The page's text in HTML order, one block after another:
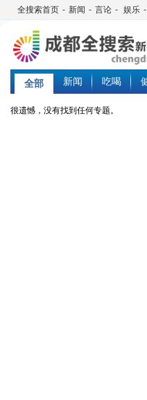
全搜索首页 - 新闻 - 言论 - 娱乐 -
全部 新闻 吃喝
很遗憾，没有找到任何专题。